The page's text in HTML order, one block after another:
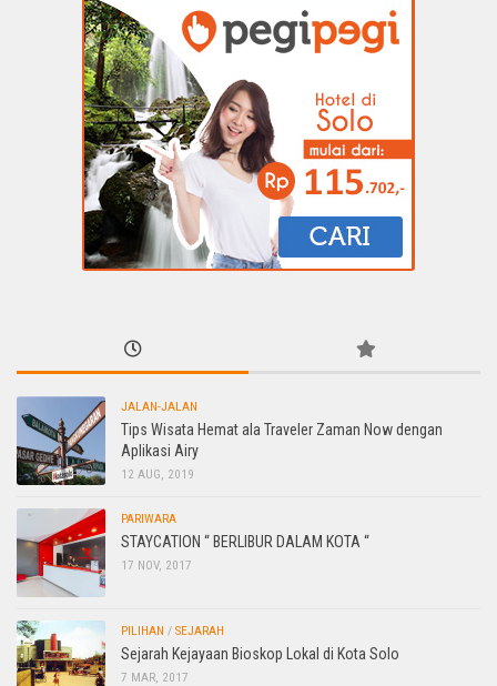
JALAN-JALAN
Tips Wisata Hemat ala Traveler Zaman Now dengan
Aplikasi Airy
12 AUG, 2019
PARIWARA
STAYCATION “ BERLIBUR DALAM KOTA “
17 NOV, 2017
PILIHAN / SEJARAH
Sejarah Kejayaan Bioskop Lokal di Kota Solo
7 MAR, 2017